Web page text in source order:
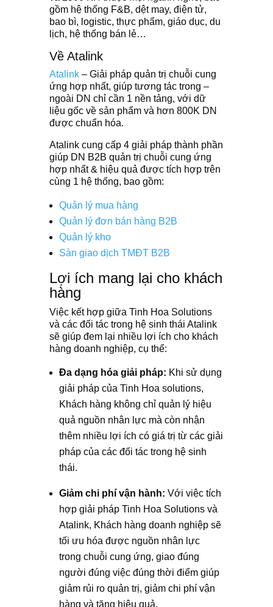
gồm hệ thống F&B, dệt may, điện tử,
bao bì, logistic, thực phẩm, giáo dục, du
lịch, hệ thống bán lẻ…
Về Atalink
Atalink– Giải pháp quản trị chuỗi cung
ứng hợp nhất, giúp tương tác trong –
ngoài DN chỉ cần 1 nền tảng, với dữ
liệu gốc về sản phẩm và hơn 800K DN
được chuẩn hóa.
Atalink cung cấp 4 giải pháp thành phần
giúp DN B2B quản trị chuỗi cung ứng
hợp nhất & hiệu quả được tích hợp trên
cùng 1 hệ thống, bao gồm:
Quản lý mua hàng
Quản lý đơn bán hàng B2B
Quản lý kho
Sàn giao dịch TMĐT B2B
Lợi ích mang lại cho khách
hàng
Việc kết hợp giữa Tinh Hoa Solutions
và các đối tác trong hệ sinh thái Atalink
sẽ giúp đem lại nhiều lợi ích cho khách
hàng doanh nghiệp, cụ thể:
Đa dạng hóa giải pháp: Khi sử dụng
giải pháp của Tinh Hoa solutions,
Khách hàng không chỉ quản lý hiệu
quả nguồn nhân lực mà còn nhận
thêm nhiều lợi ích có giá trị từ các giải
pháp của các đối tác trong hệ sinh
thái.
Giảm chi phí vận hành: Với việc tích
hợp giải pháp Tinh Hoa Solutions và
Atalink, Khách hàng doanh nghiệp sẽ
tối ưu hóa được nguồn nhân lực
trong chuỗi cung ứng, giao đúng
người đúng việc đúng thời điểm giúp
giảm rủi ro quản trị, giảm chi phí vận
hàng và tăng hiệu quả.